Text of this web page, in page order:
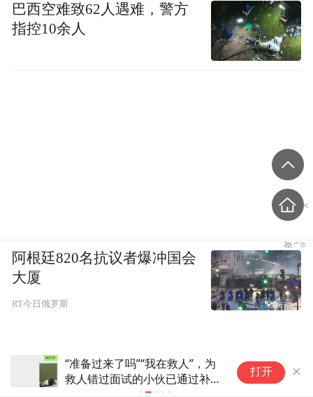
过来了吗”“我在救人”，为
错过面试的小伙已通过补
72岁林青霞痛失
身九寨沟，一身素
打开
巴西空难致62人遇难，警方
指控10余人
阿根廷820名抗议者爆冲国会
大厦
RT今日俄罗斯